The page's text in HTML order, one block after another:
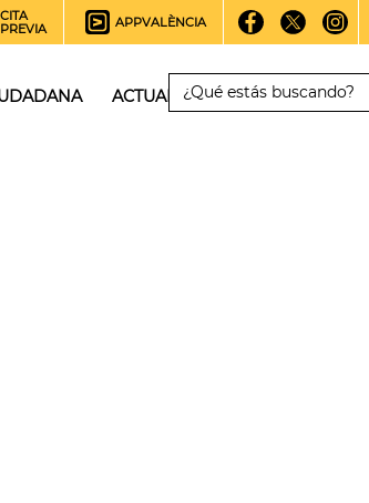
CITA
PREVIA
APPVALÈNCIA
ACTUALIDAD